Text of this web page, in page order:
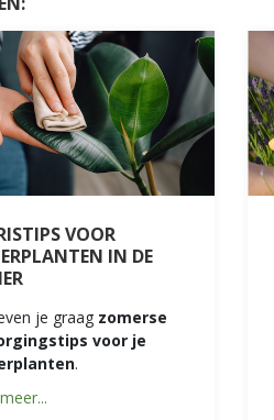
VOOR
IN DE
je graag zomerse
voor je
.